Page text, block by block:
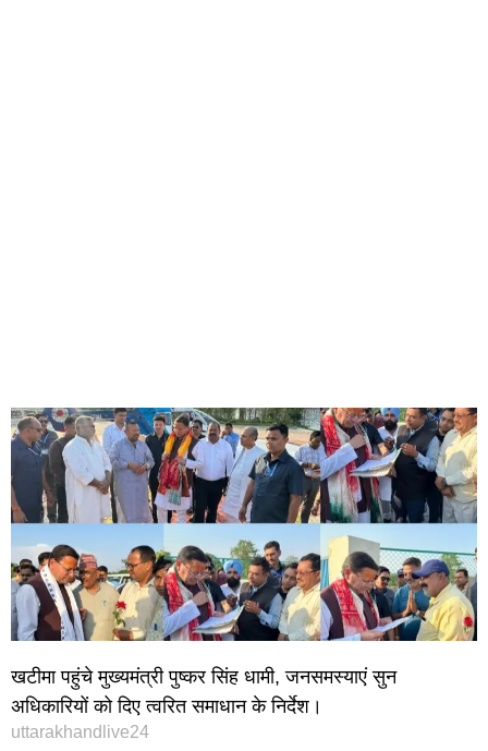
खटीमा पहुंचे मुख्यमंत्री पुष्कर सिंह धामी, जनसमस्याएं सुन
अधिकारियों को दिए त्वरित समाधान के निर्देश।
uttarakhandlive24